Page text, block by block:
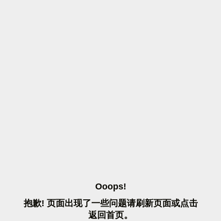
OOOPS!
抱歉! 页面出现了一些问题请刷 新页面或点击
返 回首页。